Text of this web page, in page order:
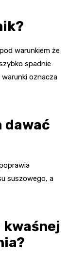
warunkiem że
spadnie
oznacza
dawać
suszowego, a
kwaśnej